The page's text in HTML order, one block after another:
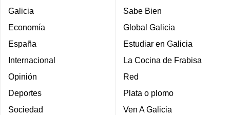
Galicia
Economía
España
Internacional
Opinión
Deportes
Sociedad
Sabe Bien
Global Galicia
Estudiar en Galicia
La Cocina de Frabisa
Red
Plata o plomo
Ven A Galicia